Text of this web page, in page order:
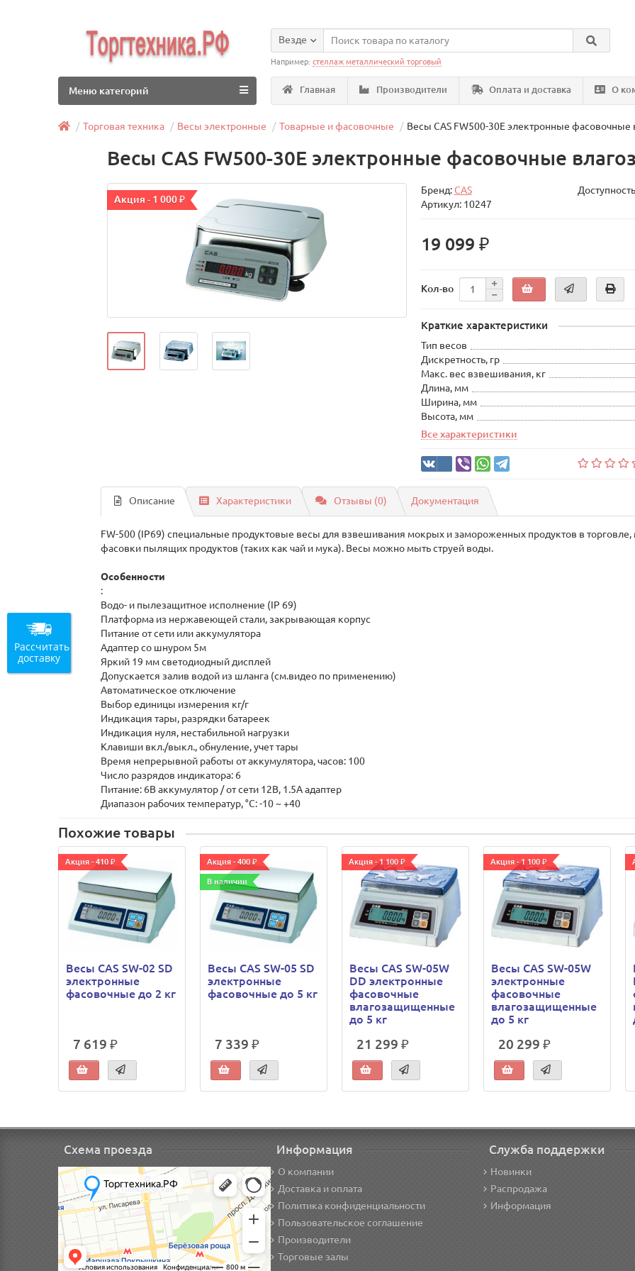
Везде
Например:стеллаж металлический торговый
Главная Производители Оплата и доставка О
Меню категорий
Торговая техника Весы электронные Товарные и фасовочные Весы CAS FW500-30E электронные
Весы CAS FW500-30E электронные фасовочные
Акция - 1 000 ₽
Бренд: CAS
Артикул: 10247
19 099 ₽
Кол-во
Краткие характеристики
Тип весов
Дискретность, гр
Макс. вес взвешивания, кг
Длина, мм
Ширина, мм
Высота, мм
Все характеристики
Описание Характеристики Отзывы (0) Документация
FW-500 (IP69) специальные продуктовые весы для взвешивания мокрых и замороженных продуктов в
фасовки пылящих продуктов (таких как чай и мука). Весы можно мыть струей воды.
Особенности
:
Водо- и пылезащитное исполнение (IP 69)
Платформа из нержавеющей стали, закрывающая корпус
Питание от сети или аккумулятора
Адаптер со шнуром 5м
Яркий 19 мм светодиодный дисплей
Допускается залив водой из шланга (см.видео по применению)
Автоматическое отключение
Выбор единицы измерения кг/г
Индикация тары, разрядки батареек
Индикация нуля, нестабильной нагрузки
Клавиши вкл./выкл., обнуление, учет тары
Время непрерывной работы от аккумулятора, часов: 100
Число разрядов индикатора: 6
Питание: 6B аккумулятор / от сети 12В, 1.5А адаптер
Диапазон рабочих температур, °C: -10 ~ +40
Похожие товары
Акция - 410 ₽
Весы CAS SW-02 SD
электронные
фасовочные до 2 кг
7 619 ₽
Акция - 400 ₽
В наличии
Весы CAS SW-05 SD
электронные
фасовочные до 5 кг
7 339 ₽
Акция - 1 100 ₽
Весы CAS SW-05W
DD электронные
фасовочные
влагозащищенные
до 5 кг
21 299 ₽
Акция - 1 100 ₽
Весы CAS SW-05W
электронные
фасовочные
влагозащищенные
до 5 кг
20 299 ₽
Схема проезда Информация
О компании
Доставка и оплата
Политика конфиденциальности
Пользовательское соглашение
Производители
Торговые залы
Служба поддержки
Новинки
Распродажа
Информация
Рассчитать
доставку